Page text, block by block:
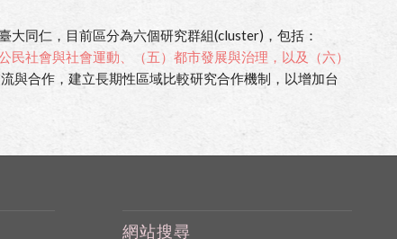
同仁，目前區分為六個研究群組(cluster)，包括：
社會與社會運動、（五）都市發展與治理，以及（六）
與合作，建立長期性區域比較研究合作機制，以增加台
網站搜尋